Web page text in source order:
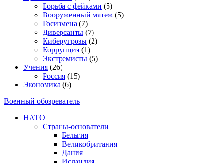
Борьба с фейками (5)
Вооруженный мятеж (5)
Госизмена (7)
Диверсанты (7)
Киберугрозы (2)
Коррупция (1)
Экстремисты (5)
Учения (26)
Россия (15)
Экономика (6)
Военный обозреватель
НАТО
Страны-основатели
Бельгия
Великобритания
Дания